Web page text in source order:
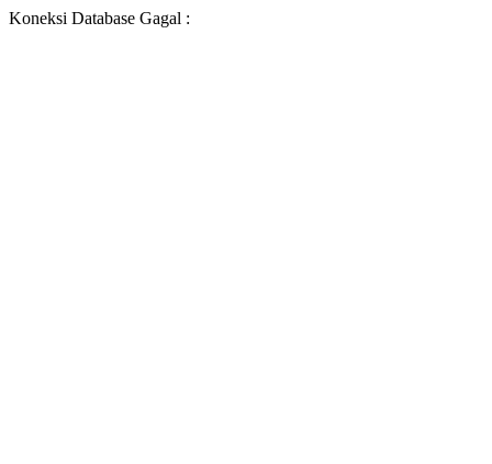
Koneksi Database Gagal :